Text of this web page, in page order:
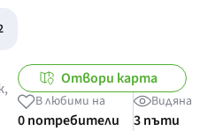
Отвори карта
В любими на
0 потребители
Видяна
3 пъти